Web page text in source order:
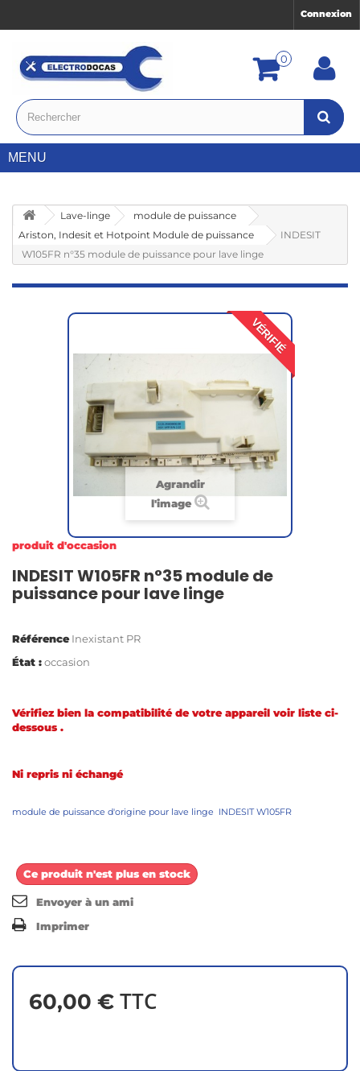
Connexion
0
MENU
Lave-linge
module de puissance
Ariston, Indesit et Hotpoint Module de puissance
INDESIT
W105FR n°35 module de puissance pour lave linge
VÉRIFIÉ
Agrandir
l'image
produit d'occasion
INDESIT W105FR n°35 module de
puissance pour lave linge
Référence Inexistant PR
État :occasion
Vérifiez bien la compatibilité de votre appareil voir liste ci-
dessous .
Ni repris ni échangé
module de puissance d'origine pour lave linge INDESIT W105FR
Ce produit n'est plus en stock
Envoyer à un ami
Imprimer
60,00 € TTC